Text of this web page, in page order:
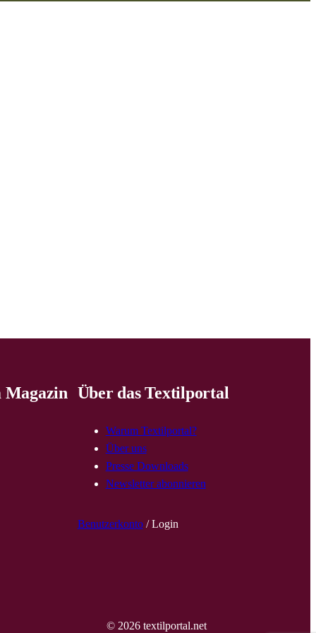
Magazin Über das Textilportal
Warum Textilportal?
Über uns
Presse Downloads
Newsletter abonnieren
Benutzerkonto/ Login
© 2026 textilportal.net